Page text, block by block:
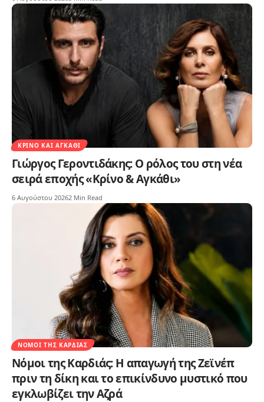
ΚΡΊΝΟ ΚΑΙ ΑΓΚΆΘΙ
Γιώργος Γεροντιδάκης: Ο ρόλος του στη νέα
σειρά εποχής «Κρίνο & Αγκάθι»
6 Αυγούστου 20262 Min Read
ΝΌΜΟΙ ΤΗΣ ΚΑΡΔΙΆΣ
Νόμοι της Καρδιάς: Η απαγωγή της Ζεϊνέπ
πριν τη δίκη και το επικίνδυνο μυστικό που
εγκλωβίζει την Αζρά